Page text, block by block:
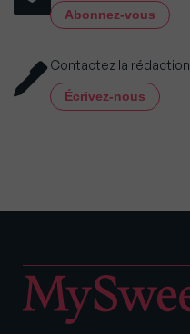
Abonnez-vous
Contactez la rédaction
Écrivez-nous